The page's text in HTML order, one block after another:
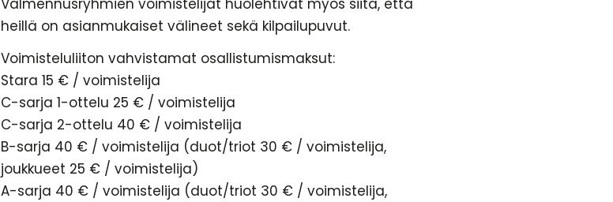
Valmennusryhmien voimistelijat huolehtivat myös siitä, että
heillä on asianmukaiset välineet sekä kilpailupuvut.
Voimisteluliiton vahvistamat osallistumismaksut:
Stara 15 € / voimistelija
C-sarja 1-ottelu 25 € / voimistelija
C-sarja 2-ottelu 40 € / voimistelija
B-sarja 40 € / voimistelija (duot/triot 30 € / voimistelija,
joukkueet 25 € / voimistelija)
A-sarja 40 € / voimistelija (duot/triot 30 € / voimistelija,